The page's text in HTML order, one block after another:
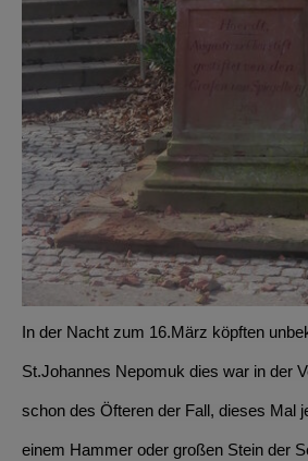
In der Nacht zum 16.März köpften
St.Johannes Nepomuk dies war in der
schon des Öfteren der Fall, dieses Mal
einem Hammer oder großen Stein der